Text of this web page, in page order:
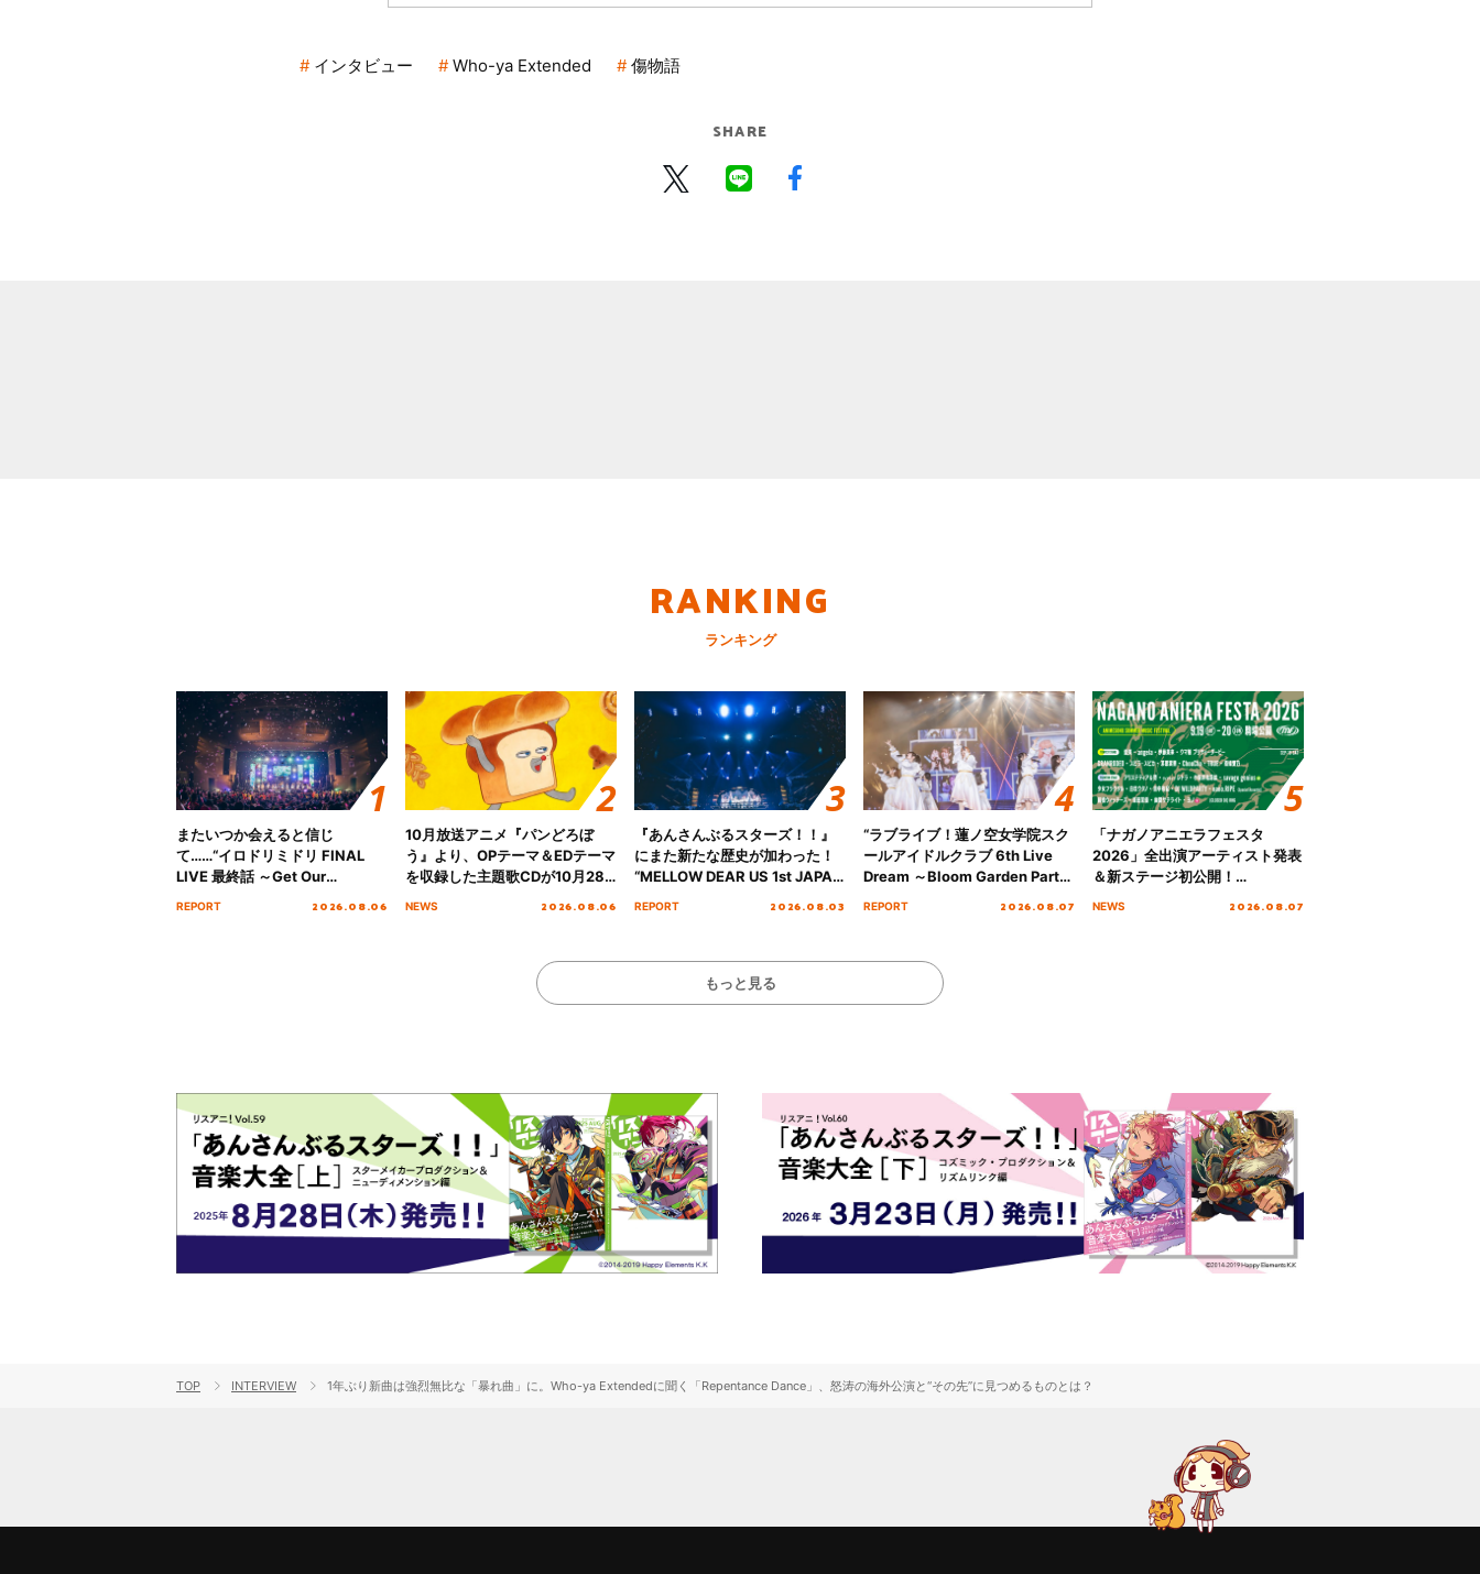
インタビュー Who-ya Extended 傷物語
SHARE
RANKING
ランキング
またいつか会えると信じ
て……“イロドリミドリ FINAL
LIVE 最終話 ～Get Our
REPORT 2026.08.06
10月放送アニメ『パンどろぼ
う』より、OPテーマ＆EDテーマ
を収録した主題歌CDが10月28
NEWS 2026.08.06
『あんさんぶるスターズ！！』
にまた新たな歴史が加わった！
“MELLOW DEAR US 1st JAPAN
REPORT 2026.08.03
“ラブライブ！蓮ノ空女学院スク
ールアイドルクラブ 6th Live
Dream ～Bloom Garden Party
REPORT 2026.08.07
「ナガノアニエラフェスタ
2026」全出演アーティスト発表
＆新ステージ初公開！
NEWS 2026.08.07
もっと見る
TOP INTERVIEW 1年ぶり新曲は強烈無比な「暴れ曲」に。Who-ya Extendedに聞く「Repentance Dance」、怒涛の海外公演と“その先”に見つめるものとは？